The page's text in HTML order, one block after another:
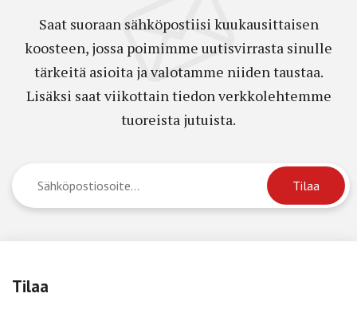
Saat suoraan sähköpostiisi kuukausittaisen
koosteen, jossa poimimme uutisvirrasta sinulle
tärkeitä asioita ja valotamme niiden taustaa.
Lisäksi saat viikottain tiedon verkkolehtemme
tuoreista jutuista.
Tilaa